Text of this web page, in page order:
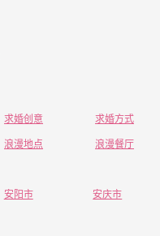
求婚创意
求婚方式
浪漫地点
浪漫餐厅
安阳市
安庆市